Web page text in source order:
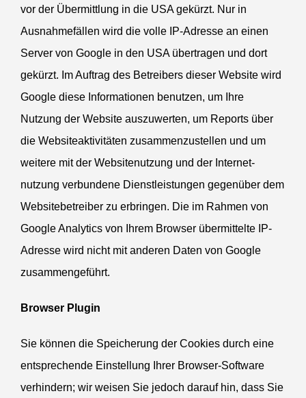
vor der Übermittlung in die USAgekürzt. Nur in
Ausnah­me­fällen wird die volle IP-Adresse an einen
Server von Google in den USAübertragen und dort
gekürzt. Im Auftrag des Betreibers dieser Website wird
Google diese Infor­ma­tionen benutzen, um Ihre
Nutzung der Website auszu­werten, um Reports über
die Website­ak­ti­vi­täten zusam­men­zu­stellen und um
weitere mit der Website­nutzung und der Inter­net­
nutzung verbundene Dienst­leis­tungen gegenüber dem
Website­be­treiber zu erbringen. Die im Rahmen von
Google Analytics von Ihrem Browser übermit­telte IP-
Adresse wird nicht mit anderen Daten von Google
zusammengeführt.
Browser Plugin
Sie können die Speicherung der Cookies durch eine
entspre­chende Einstellung Ihrer Browser-Software
verhindern; wir weisen Sie jedoch darauf hin, dass Sie